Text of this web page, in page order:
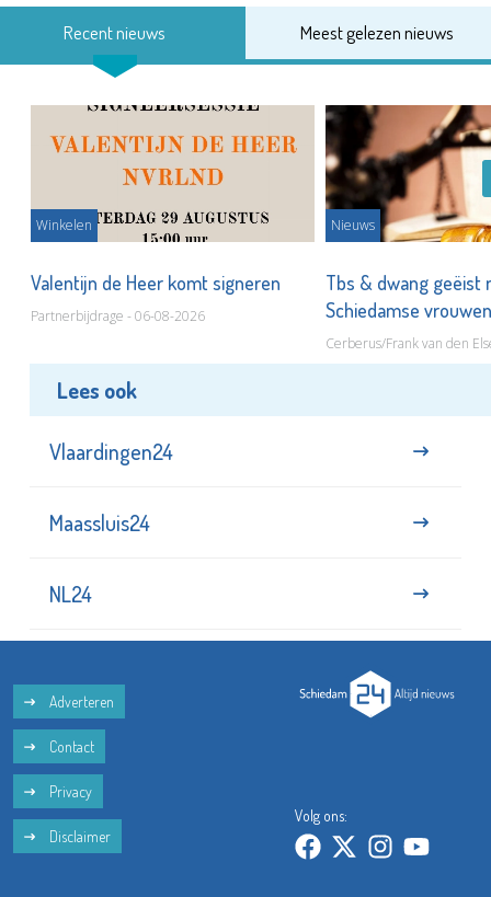
Recent nieuws Meest gelezen nieuws
Winkelen
Valentijn de Heer komt signeren
Partnerbijdrage - 06-08-2026
Nieuws
Tbs & dwang geëist
Schiedamse
Cerberus/Frank van den
Lees ook
Vlaardingen24
Maassluis24
NL24
Adverteren
Contact
Privacy
Disclaimer
Volg ons: